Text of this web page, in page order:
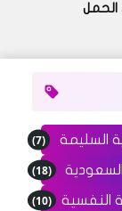
الحمل
السليمة (7)
السعودية (18)
النفسية (10)